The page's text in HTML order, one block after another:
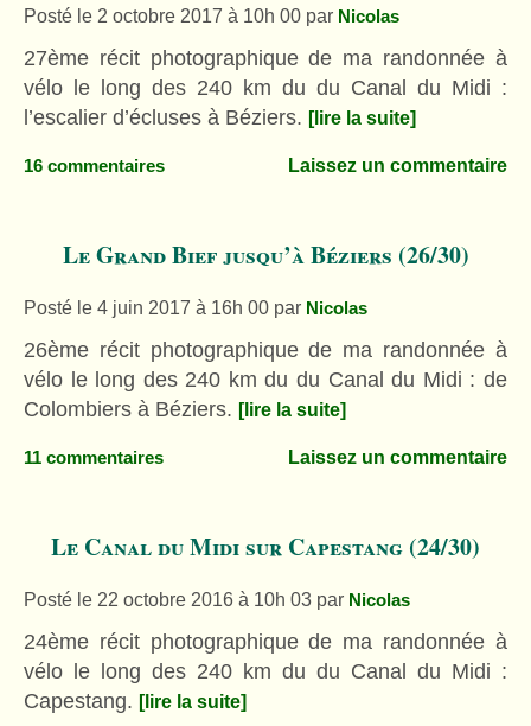
Posté le 2 octobre 2017 à 10h 00 par Nicolas
27ème récit photographique de ma randonnée à
vélo le long des 240 km du du Canal du Midi :
l’escalier d’écluses à Béziers. [lire la suite]
16 commentaires Laissez un commentaire
Le Grand Bief jusqu’à Béziers (26/30)
Posté le 4 juin 2017 à 16h 00 par Nicolas
26ème récit photographique de ma randonnée à
vélo le long des 240 km du du Canal du Midi : de
Colombiers à Béziers. [lire la suite]
11 commentaires Laissez un commentaire
Le Canal du Midi sur Capestang (24/30)
Posté le 22 octobre 2016 à 10h 03 par Nicolas
24ème récit photographique de ma randonnée à
vélo le long des 240 km du du Canal du Midi :
Capestang. [lire la suite]